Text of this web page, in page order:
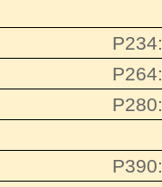
P234:
P264:
P280:
P390: